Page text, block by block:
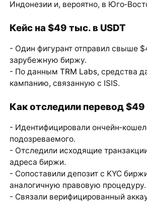
Индонезии и, вероятно, в
Кейс на $49 тыс. в USDT
- Один фигурант отправил свыше
зарубежную биржу.
- По данным TRM Labs, средства
кампанию, связанную с ISIS.
Как отследили перевод
- Идентифицировали
подозреваемого.
- Отследили исходящие
адреса биржи.
- Сопоставили депозит с KYC
аналогичную правовую процедуру.
- Связали верифицированный